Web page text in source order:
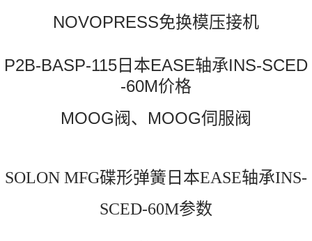
NOVOPRESS免换模压接机
P2B-BASP-115日本EASE轴承INS-SCED
-60M价格
MOOG阀、MOOG伺服阀
SOLON MFG碟形弹簧日本EASE轴承INS-
SCED-60M参数